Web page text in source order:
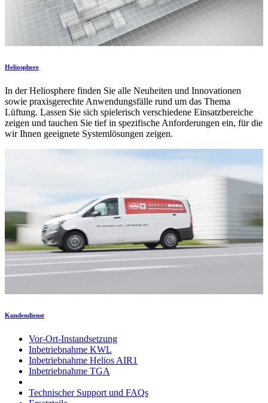
Heliosphere
In der Heliosphere finden Sie alle Neuheiten und Innovationen
sowie praxisgerechte Anwendungsfälle rund um das Thema
Lüftung. Lassen Sie sich spielerisch verschiedene Einsatzbereiche
zeigen und tauchen Sie tief in spezifische Anforderungen ein, für die
wir Ihnen geeignete Systemlösungen zeigen.
Kundendienst
Vor-Ort-Instandsetzung
Inbetriebnahme KWL
Inbetriebnahme Helios AIR1
Inbetriebnahme TGA
Technischer Support und FAQs